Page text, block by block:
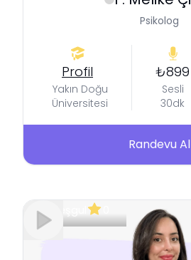
Psikolog
Profil
Yakın Doğu
Üniversitesi
₺899
Sesli
30dk
Randevu Al